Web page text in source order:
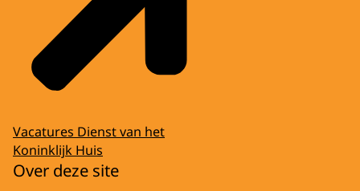
Vacatures Dienst van het
Koninklijk Huis
Over deze site